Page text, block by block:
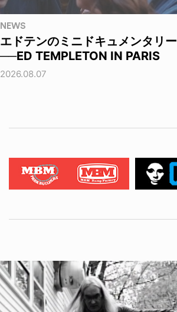
NEWS
エドテンのミニドキュメンタリー
──ED TEMPLETON IN PARIS
2026.08.07